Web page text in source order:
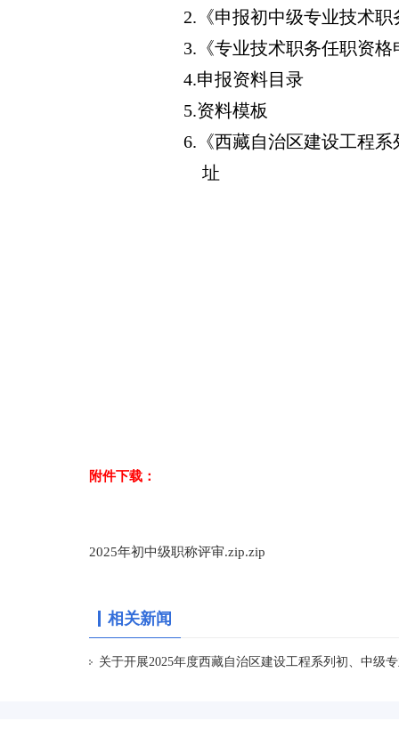
2. 《申报初中级专业技术
3. 《专业技术职务任职资
4.申报资料目录
5.资料模板
6. 《西藏自治区建设工程
址
附件下载：
2025年初中级职称评审.zip.zip
相关新闻
关于开展2025年度西藏自治区建设工程系列初、中级